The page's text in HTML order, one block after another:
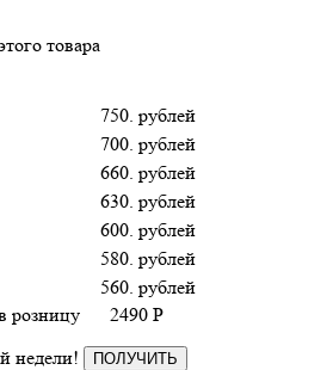
товара
750. рублей
700. рублей
660. рублей
630. рублей
600. рублей
580. рублей
560. рублей
розницу
2490 P
недели!
ПОЛУЧИТЬ